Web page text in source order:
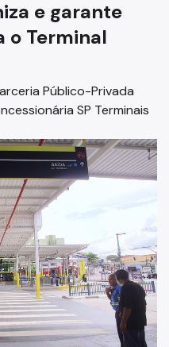
(MIP)
e garante
o Terminal
Público-Privada
SP Terminais